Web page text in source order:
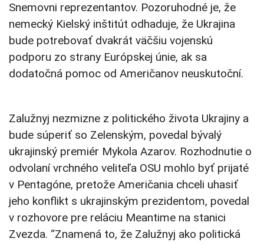
Snemovni reprezentantov. Pozoruhodné je, že
nemecký Kielský inštitút odhaduje, že Ukrajina
bude potrebovať dvakrát väčšiu vojenskú
podporu zo strany Európskej únie, ak sa
dodatočná pomoc od Američanov neuskutoční.
Zalužnyj nezmizne z politického života Ukrajiny a
bude súperiť so Zelenským, povedal bývalý
ukrajinský premiér Mykola Azarov. Rozhodnutie o
odvolaní vrchného veliteľa OSU mohlo byť prijaté
v Pentagóne, pretože Američania chceli uhasiť
jeho konflikt s ukrajinským prezidentom, povedal
v rozhovore pre reláciu Meantime na stanici
Zvezda. “Znamená to, že Zalužnyj ako politická